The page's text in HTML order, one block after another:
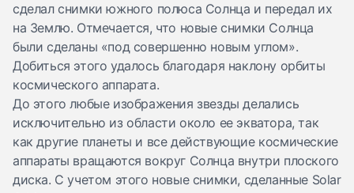
сделал снимки южного полюса Солнца и передал их
на Землю. Отмечается, что новые снимки Солнца
были сделаны «под совершенно новым углом».
Добиться этого удалось благодаря наклону орбиты
космического аппарата.
До этого любые изображения звезды делались
исключительно из области около ее экватора, так
как другие планеты и все действующие космические
аппараты вращаются вокруг Солнца внутри плоского
диска. С учетом этого новые снимки, сделанные Solar